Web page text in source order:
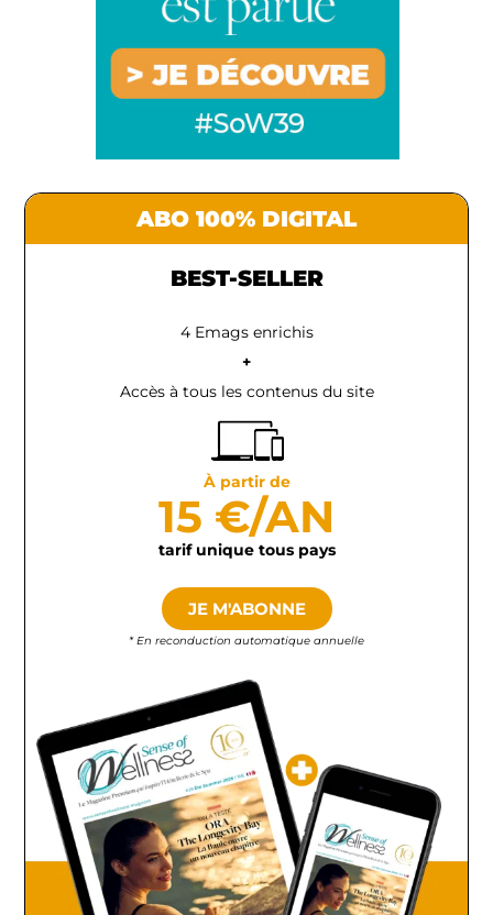
ABO 100% DIGITAL
BEST-SELLER
4 Emags enrichis
+
Accès à tous les contenus du site
À partir de
15 €/AN
tarif unique tous pays
JE M'ABONNE
* En reconduction automatique annuelle